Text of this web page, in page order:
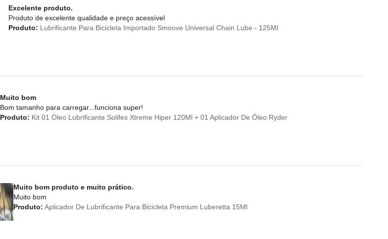
Excelente produto.
Produto de excelente qualidade e preço acessível
Produto: Lubrificante Para Bicicleta Importado Smoove Universal Chain Lube - 125Ml
Muito bom
Bom tamanho para carregar...funciona super!
Produto: Kit 01 Óleo Lubrificante Solifes Xtreme Hiper 120Ml + 01 Aplicador De Óleo Ryder
Muito bom produto e muito prático.
Muito bom
Produto: Aplicador De Lubrificante Para Bicicleta Premium Luberetta 15Ml